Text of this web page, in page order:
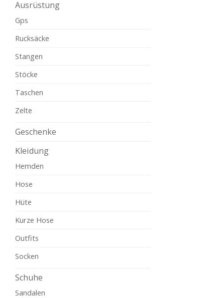
Ausrüstung
Gps
Rucksäcke
Stangen
Stöcke
Taschen
Zelte
Geschenke
Kleidung
Hemden
Hose
Hüte
Kurze Hose
Outfits
Socken
Schuhe
Sandalen